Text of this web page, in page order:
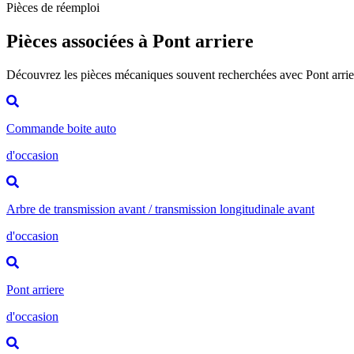
Pièces de réemploi
Pièces associées à Pont arriere
Découvrez les pièces mécaniques souvent recherchées avec Pont
Commande boite auto
d'occasion
Arbre de transmission avant / transmission longitudinale avant
d'occasion
Pont arriere
d'occasion